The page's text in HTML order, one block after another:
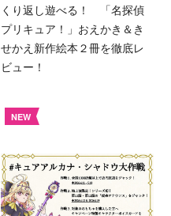
くり返し遊べる！ 「名探偵
プリキュア！」おえかき＆き
せかえ新作絵本２冊を徹底レ
ビュー！
NEW